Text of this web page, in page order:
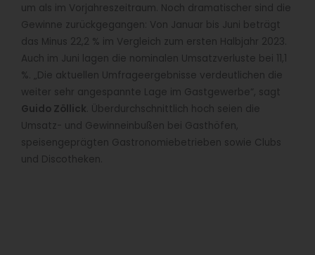
um als im Vorjahreszeitraum. Noch dramatischer sind die
Gewinne zurückgegangen: Von Januar bis Juni beträgt
das Minus 22,2 % im Vergleich zum ersten Halbjahr 2023.
Auch im Juni lagen die nominalen Umsatzverluste bei 11,1
%. „Die aktuellen Umfrageergebnisse verdeutlichen die
weiter sehr angespannte Lage im Gastgewerbe“, sagt
Guido Zöllick . Überdurchschnittlich hoch seien die
Umsatz- und Gewinneinbußen bei Gasthöfen,
speisengeprägten Gastronomiebetrieben sowie Clubs
und Discotheken.